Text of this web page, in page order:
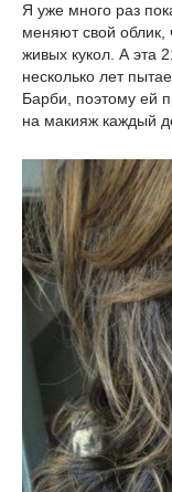
Я уже много раз
меняют свой облик,
живых кукол. А эта
несколько лет
Барби, поэтому ей
на макияж каждый